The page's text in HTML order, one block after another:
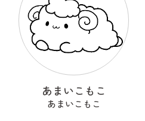
あまいこもこ
あまいこもこ